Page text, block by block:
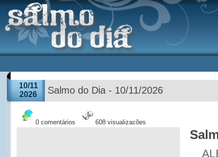
10/11
2026
Salmo do Dia - 10/11/2026
0 comentários 608 visualizações